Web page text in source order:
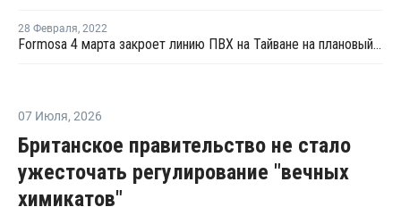
28 Февраля, 2022
Formosa 4 марта закроет линию ПВХ на Тайване на плановый ремонт
07 Июля, 2026
Британское правительство не стало
ужесточать регулирование "вечных
химикатов"